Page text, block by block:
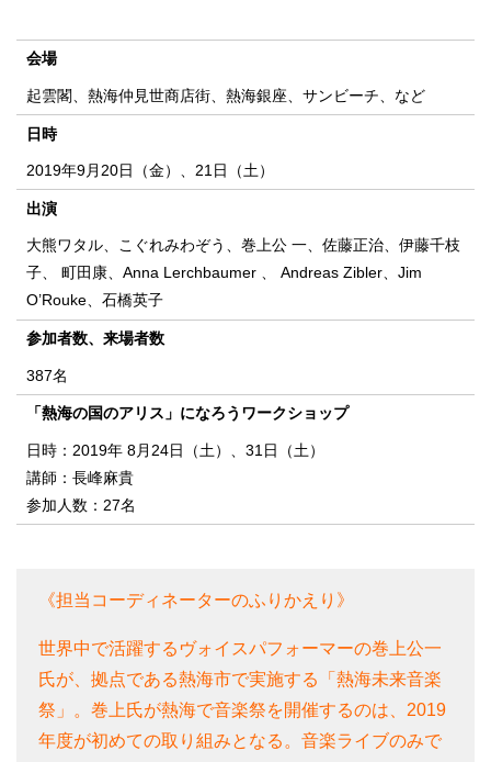
会場
起雲閣、熱海仲見世商店街、熱海銀座、サンビーチ、など
日時
2019年9月20日（金）、21日（土）
出演
大熊ワタル、こぐれみわぞう、巻上公 一、佐藤正治、伊藤千枝
子、 町田康、Anna Lerchbaumer 、 Andreas Zibler、Jim
O’Rouke、石橋英子
参加者数、来場者数
387名
「熱海の国のアリス」になろうワークショップ
日時：2019年 8月24日（土）、31日（土）
講師：長峰麻貴
参加人数：27名
《担当コーディネーターのふりかえり》
世界中で活躍するヴォイスパフォーマーの巻上公一
氏が、拠点である熱海市で実施する「熱海未来音楽
祭」。巻上氏が熱海で音楽祭を開催するのは、2019
年度が初めての取り組みとなる。音楽ライブのみで